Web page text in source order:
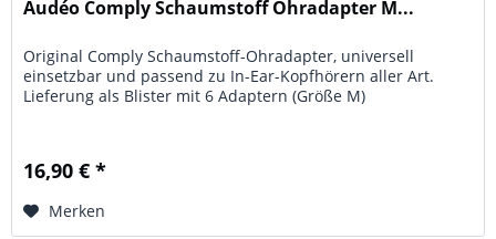
Audéo Comply Schaumstoff Ohradapter M...
Original Comply Schaumstoff-Ohradapter, universell
einsetzbar und passend zu In-Ear-Kopfhörern aller Art.
Lieferung als Blister mit 6 Adaptern (Größe M)
16,90 € *
Merken